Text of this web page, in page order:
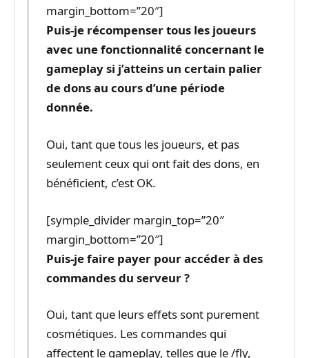
margin_bottom=”20″]
Puis-je récompenser tous les joueurs
avec une fonctionnalité concernant le
gameplay si j’atteins un certain palier
de dons au cours d’une période
donnée.
Oui, tant que tous les joueurs, et pas
seulement ceux qui ont fait des dons, en
bénéficient, c’est OK.
[symple_divider margin_top=”20″
margin_bottom=”20″]
Puis-je faire payer pour accéder à des
commandes du serveur ?
Oui, tant que leurs effets sont purement
cosmétiques. Les commandes qui
affectent le gameplay, telles que le /fly,